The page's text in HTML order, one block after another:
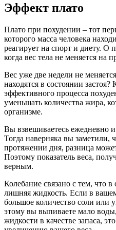
Эффект плато
Плато при похудении – тот
которого масса человека
реагирует на спорт и диету. О
когда вес тела не меняется на
Вес уже две недели не
находятся в состоянии
эффективного процесса
уменьшать количества жира,
организме.
Вы взвешиваетесь ежедневно и
Тогда наверняка вы заметили,
протяжении дня, разница
Поэтому показатель веса,
верным.
Колебание связано с тем, что в
лишняя жидкость. Если в
большое количество соли или
этому вы выпиваете мало
жидкости в качестве запаса,